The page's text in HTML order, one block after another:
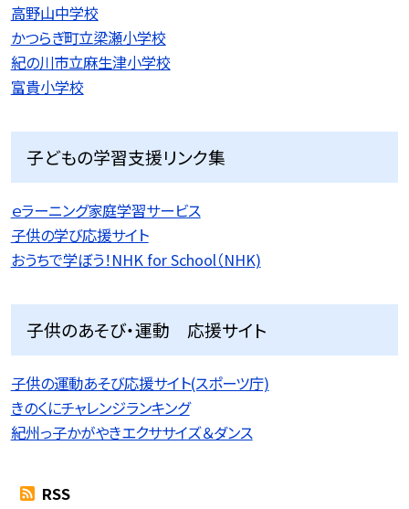
高野山中学校
かつらぎ町立梁瀬小学校
紀の川市立麻生津小学校
富貴小学校
子どもの学習支援リンク集
ｅラーニング家庭学習サービス
子供の学び応援サイト
おうちで学ぼう！NHK for School（NHK)
子供のあそび・運動 応援サイト
子供の運動あそび応援サイト(スポーツ庁)
きのくにチャレンジランキング
紀州っ子かがやきエクササイズ＆ダンス
RSS